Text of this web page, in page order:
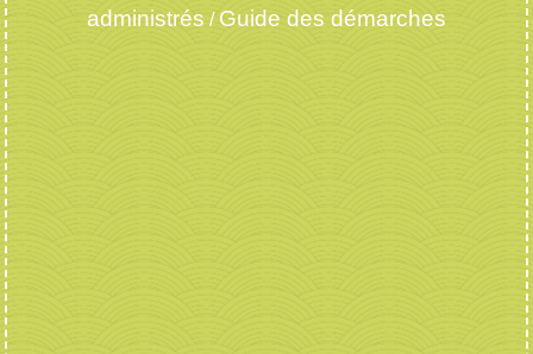
administrés / Guide des démarches